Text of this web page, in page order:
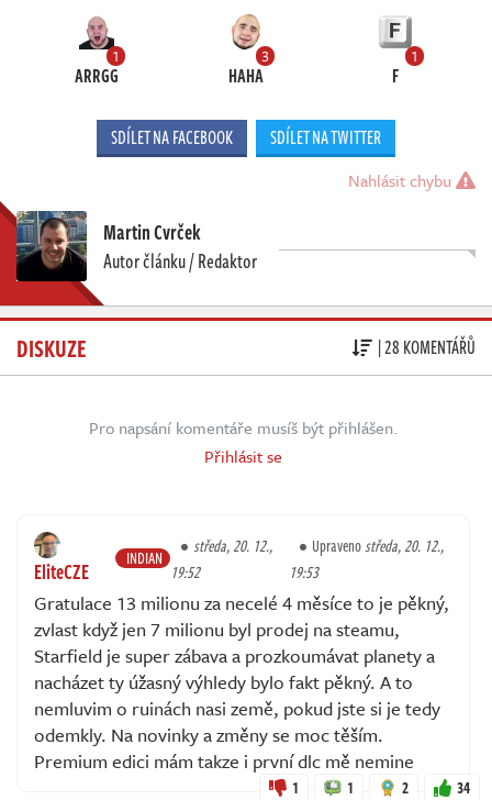
1
ARRGG
3
HAHA
1
F
SDÍLET NA FACEBOOK SDÍLET NA TWITTER
Nahlásit chybu
Martin Cvrček
Autor článku / Redaktor
DISKUZE | 28 KOMENTÁŘŮ
Pro napsání komentáře musíš být přihlášen.
Přihlásit se
EliteCZE INDIAN
středa, 20. 12.,
19:52
Upravenostředa, 20. 12.,
19:53
Gratulace 13 milionu za necelé 4 měsíce to je pěkný,
zvlast když jen 7 milionu byl prodej na steamu,
Starfield je super zábava a prozkoumávat planety a
nacházet ty úžasný výhledy bylo fakt pěkný. A to
nemluvim o ruinách nasi země, pokud jste si je tedy
odemkly. Na novinky a změny se moc těším.
Premium edici mám takze i první dlc mě nemine
1 1 2 34